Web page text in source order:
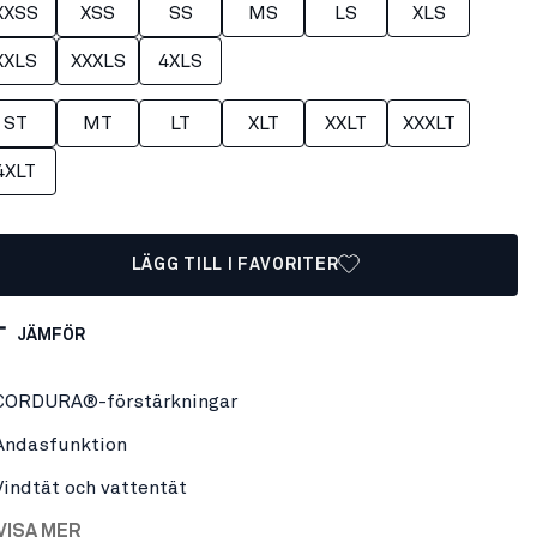
XSS SS MS LS XLS
XXXLS 4XLS
ST MT LT XLT XXLT XXXLT
LÄGG TILL I FAVORITER
JÄMFÖR
förstärkningar
och vattentät
MER